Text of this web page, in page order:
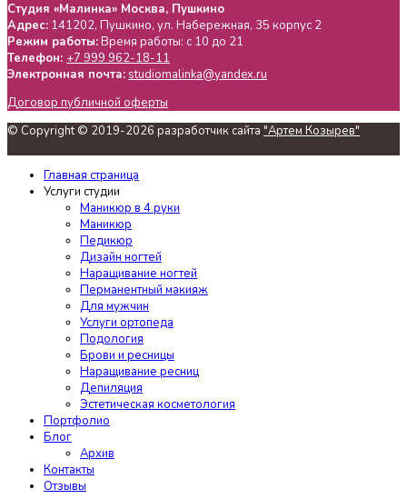
Студия «Малинка» Москва, Пушкино
Адрес: 141202, Пушкино, ул. Набережная, 35 корпус 2
Режим работы:Время работы: с 10 до 21
Телефон: +7 999 962-18-11
Электронная почта: studiomalinka@yandex.ru
Договор публичной оферты
© Copyright © 2019-2026 разработчик сайта "Артем Козырев"
Главная страница
Услуги студии
Маникюр в 4 руки
Маникюр
Педикюр
Дизайн ногтей
Наращивание ногтей
Перманентный макияж
Для мужчин
Услуги ортопеда
Подология
Брови и ресницы
Наращивание ресниц
Депиляция
Эстетическая косметология
Портфолио
Блог
Архив
Контакты
Отзывы